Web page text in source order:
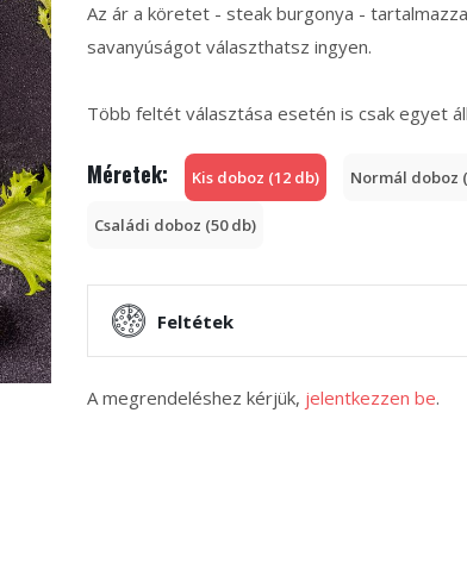
Az ár a köretet - steak burgonya -
savanyúságot választhatsz ingyen.
Több feltét választása esetén is csak egyet
Méretek: Kis doboz (12 db) Normál doboz
Családi doboz (50 db)
Feltétek
A megrendeléshez kérjük, jelentkezzen be.